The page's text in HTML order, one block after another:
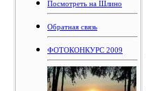
Посмотреть на Шлино
Обратная связь
ФОТОКОНКУРС 2009